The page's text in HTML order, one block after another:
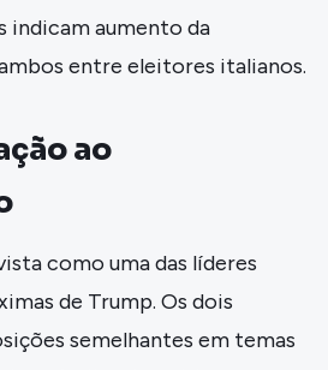
indicam aumento da
entre eleitores italianos.
ao
como uma das líderes
de Trump. Os dois
semelhantes em temas